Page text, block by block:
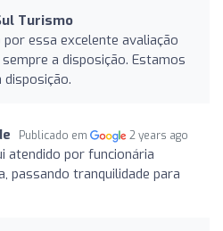
Turismo
por essa excelente avaliação
a disposição. Estamos
disposição.
Publicado em 2 years ago
atendido por funcionária
passando tranquilidade para